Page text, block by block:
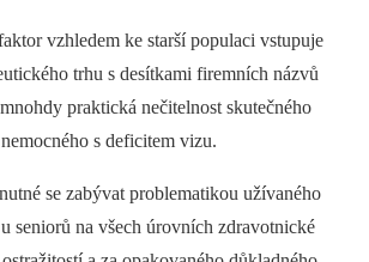
vzhledem ke starší populaci vstupuje
trhu s desítkami firemních názvů
praktická nečitelnost skutečného
s deficitem vizu.
se zabývat problematikou užívaného
seniorů na všech úrovních zdravotnické